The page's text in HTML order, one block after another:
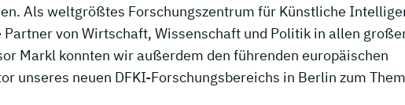
Als weltgrößtes Forschungszentrum für Künstliche
von Wirtschaft, Wissenschaft und Politik in allen
Markl konnten wir außerdem den führenden europäischen
unseres neuen DFKI-Forschungsbereichs in Berlin zum